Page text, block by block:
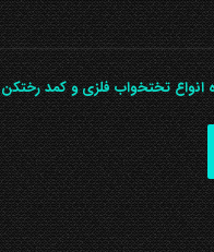
انواع تختخواب فلزی و کمد رختکن